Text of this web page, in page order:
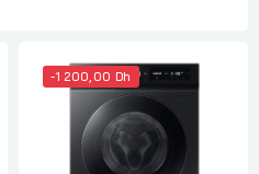
-1 200,00 Dh